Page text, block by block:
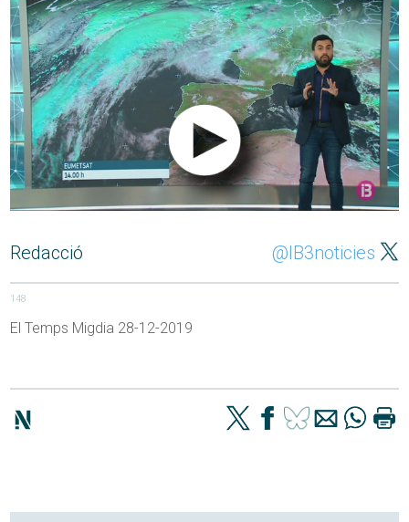
Redacció @IB3noticies
148
El Temps Migdia 28-12-2019